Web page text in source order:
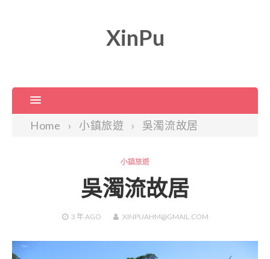
XinPu
Home 小鎮旅遊 吳濁流故居
小鎮旅遊
吳濁流故居
3 年AGO XINPUAHM@GMAIL.COM